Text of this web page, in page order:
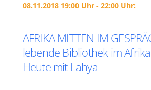
08.11.2018 19:00 Uhr - 22:00 Uhr:
AFRIKA MITTEN IM
lebende Bibliothek im
Heute mit Lahya